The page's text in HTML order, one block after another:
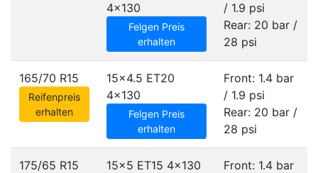
4x130
Felgen Preis
erhalten
/ 1.9 psi
Rear: 20 bar /
28 psi
165/70 R15
Reifenpreis
erhalten
15x4.5 ET20
4x130
Felgen Preis
erhalten
Front: 1.4 bar
/ 1.9 psi
Rear: 20 bar /
28 psi
175/65 R15 15x5 ET15 4x130
Front: 1.4 bar